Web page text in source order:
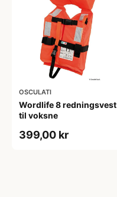
OSCULATI
Wordlife 8 redningsvest
til voksne
399,00 kr